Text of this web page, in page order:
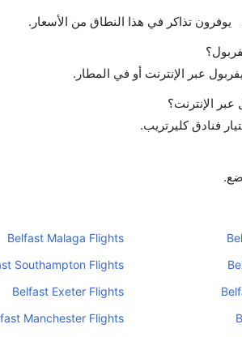
عبر الإنترنت أو في المطار.
الإنترنت؟
فنادق كليرتريب.
Belfast Malaga Flights
Southampton Flights
Belfast Exeter Flights
Manchester Flights